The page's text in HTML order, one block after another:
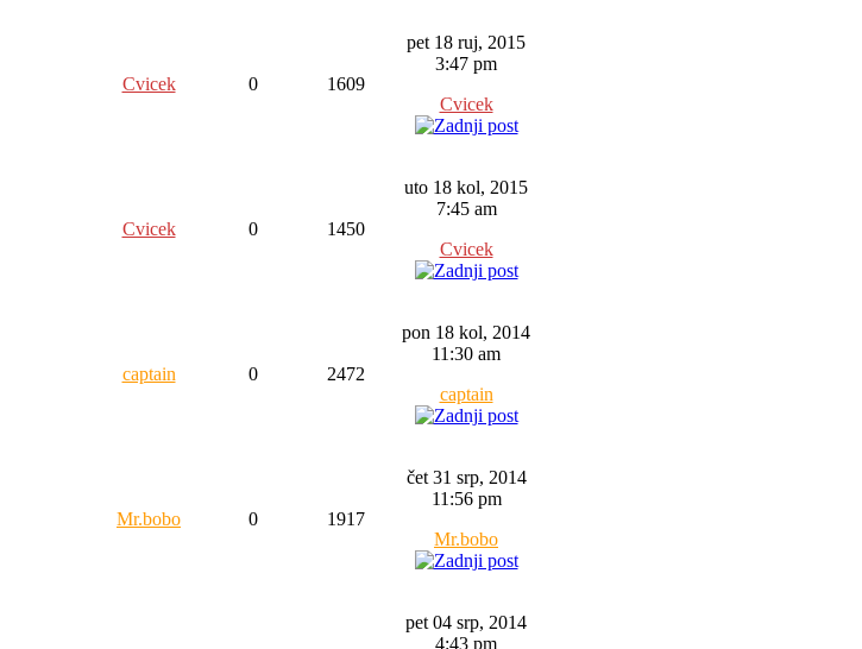
Cvicek 0 1609
pet 18 ruj, 2015
3:47 pm
Cvicek
Cvicek 0 1450
uto 18 kol, 2015
7:45 am
Cvicek
captain 0 2472
pon 18 kol, 2014
11:30 am
captain
Mr.bobo 0 1917
čet 31 srp, 2014
11:56 pm
Mr.bobo
pet 04 srp, 2014
4:43 pm